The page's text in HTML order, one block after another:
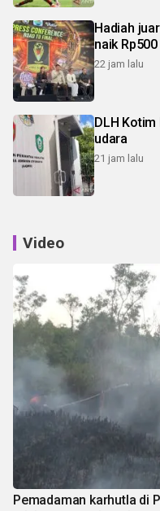
Hadiah
naik
22 jam lalu
DLH
udara
21 jam lalu
Video
Pemadaman karhutla di